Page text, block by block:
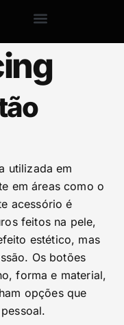
utilizada em
em áreas como o
acessório é
feitos na pele,
estético, mas
Os botões
forma e material,
opções que